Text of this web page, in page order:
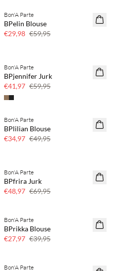
SAVE20
Bon'A Parte
BPelin Blouse
€29,98 €59,95
SAVE20
30% korting
Bon'A Parte
BPjennifer Jurk
€41,97 €59,95
SAVE20
Bon'A Parte
BPlilian Blouse
€34,97 €49,95
SAVE20
Bon'A Parte
BPfrira Jurk
€48,97 €69,95
SAVE20
Bon'A Parte
BPrikka Blouse
€27,97 €39,95
Bon'A Parte